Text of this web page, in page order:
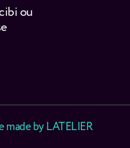
ou
made byLATELIER